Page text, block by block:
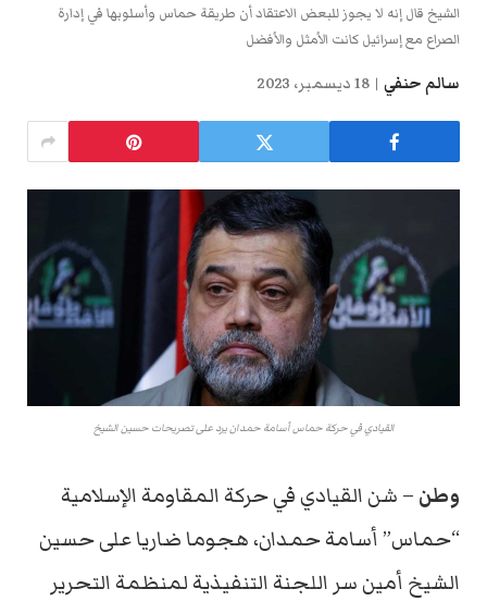
الشيخ قال إنه لا يجوز للبعض الاعتقاد أن طريقة حماس وأسلوبها في إدارة
الصراع مع إسرائيل كانت الأمثل والأفضل
سالم حنفي 18 ديسمبر، 2023
القيادي في حركة حماس أسامة حمدان يرد على تصريحات حسين الشيخ
وطن – شن القيادي في حركة المقاومة الإسلامية
“حماس” أسامة حمدان، هجوما ضاريا على حسين
الشيخ أمين سر اللجنة التنفيذية لمنظمة التحرير